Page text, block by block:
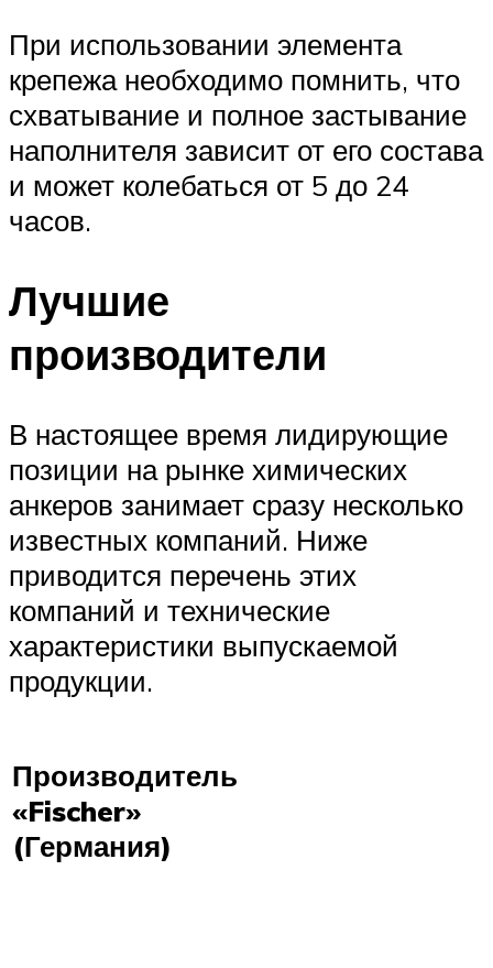
При использовании элемента
крепежа необходимо помнить, что
схватывание и полное застывание
наполнителя зависит от его состава
и может колебаться от 5 до 24
часов.
Лучшие
производители
В настоящее время лидирующие
позиции на рынке химических
анкеров занимает сразу несколько
известных компаний. Ниже
приводится перечень этих
компаний и технические
характеристики выпускаемой
продукции.
Производитель
«Fischer»
(Германия)